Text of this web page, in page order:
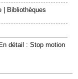
| Bibliothèques
détail : Stop motion